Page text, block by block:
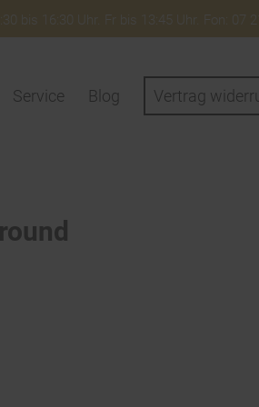
bis 16:30 Uhr. Fr bis 13:45 Uhr. Fon: 07
Service Blog Vertrag